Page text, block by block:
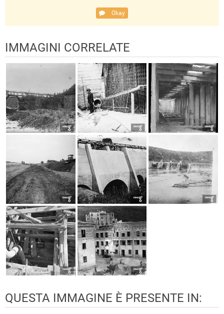
Okay
IMMAGINI CORRELATE
QUESTA IMMAGINE È PRESENTE IN: